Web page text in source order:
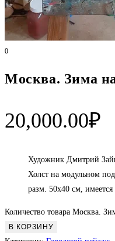
0
Москва. Зима
20,000.00₽
Художник Дмитрий
Холст на модульном
разм. 50х40 см,
Количество товара Москва.
В КОРЗИНУ